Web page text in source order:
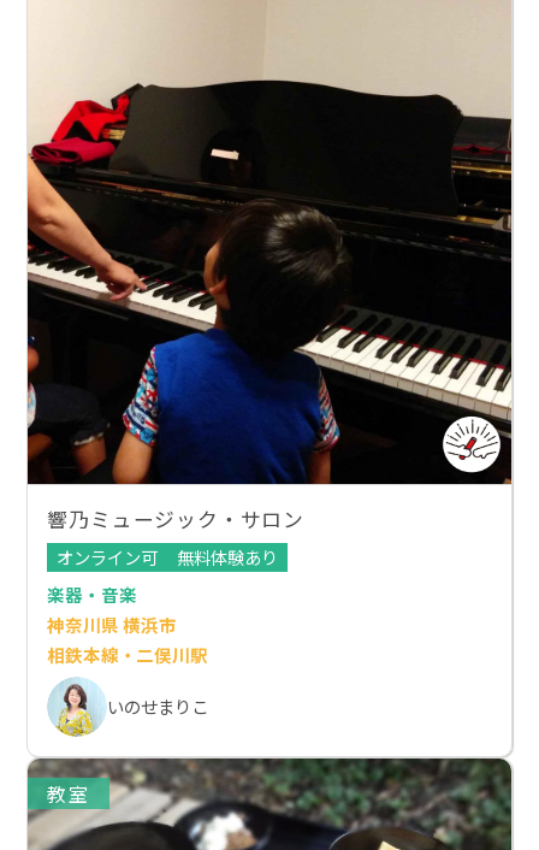
響乃ミュージック・サロン
オンライン可
無料体験あり
楽器・音楽
神奈川県 横浜市
相鉄本線・二俣川駅
いのせまりこ
教室